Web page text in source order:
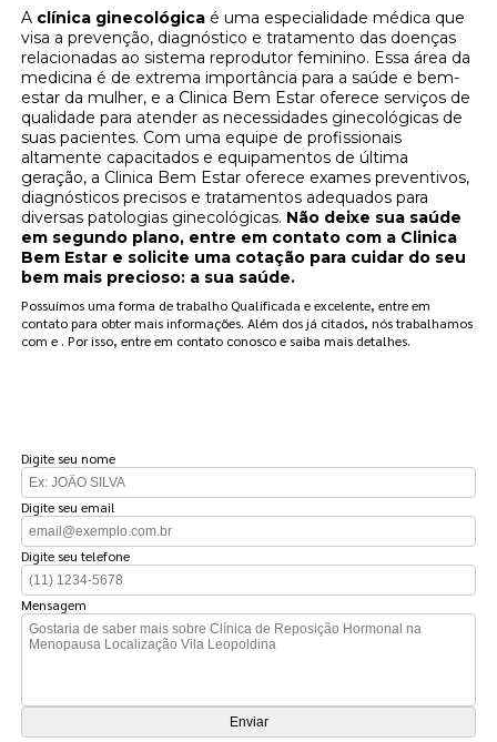
A clínica ginecológica é uma especialidade médica que
visa a prevenção, diagnóstico e tratamento das doenças
relacionadas ao sistema reprodutor feminino. Essa área da
medicina é de extrema importância para a saúde e bem-
estar da mulher, e a Clinica Bem Estar oferece serviços de
qualidade para atender as necessidades ginecológicas de
suas pacientes. Com uma equipe de profissionais
altamente capacitados e equipamentos de última
geração, a Clinica Bem Estar oferece exames preventivos,
diagnósticos precisos e tratamentos adequados para
diversas patologias ginecológicas. Não deixe sua saúde
em segundo plano, entre em contato com a Clinica
Bem Estar e solicite uma cotação para cuidar do seu
bem mais precioso: a sua saúde.
Possuímos uma forma de trabalho Qualificada e excelente, entre em
contato para obter mais informações. Além dos já citados, nós trabalhamos
com e . Por isso, entre em contato conosco e saiba mais detalhes.
Digite seu nome
Digite seu email
Digite seu telefone
Mensagem